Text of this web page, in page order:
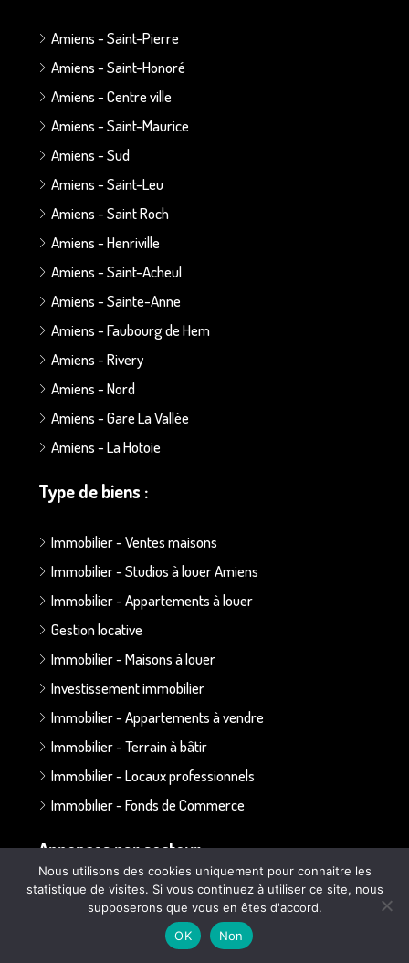
Amiens - Saint-Pierre
Amiens - Saint-Honoré
Amiens - Centre ville
Amiens - Saint-Maurice
Amiens - Sud
Amiens - Saint-Leu
Amiens - Saint Roch
Amiens - Henriville
Amiens - Saint-Acheul
Amiens - Sainte-Anne
Amiens - Faubourg de Hem
Amiens - Rivery
Amiens - Nord
Amiens - Gare La Vallée
Amiens - La Hotoie
Type de biens :
Immobilier - Ventes maisons
Immobilier - Studios à louer Amiens
Immobilier - Appartements à louer
Gestion locative
Immobilier - Maisons à louer
Investissement immobilier
Immobilier - Appartements à vendre
Immobilier - Terrain à bâtir
Immobilier - Locaux professionnels
Immobilier - Fonds de Commerce
Annonces par secteur :
Secteur Bapaume - Albert
Nous utilisons des cookies uniquement pour connaitre les
statistique de visites. Si vous continuez à utiliser ce site, nous
supposerons que vous en êtes d'accord.
OK
Non